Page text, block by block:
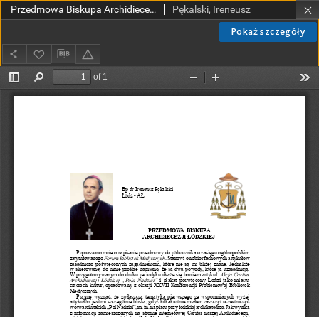
Pokaż szczegóły
Przedmowa Biskupa Archidiecezji Łódzkiej Pękalski, Ireneusz